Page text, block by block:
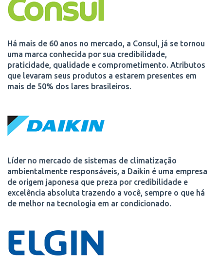
Há mais de 60 anos no mercado, a Consul, já se tornou
uma marca conhecida por sua credibilidade,
praticidade, qualidade e comprometimento. Atributos
que levaram seus produtos a estarem presentes em
mais de 50% dos lares brasileiros.
Líder no mercado de sistemas de climatização
ambientalmente responsáveis, a Daikin é uma empresa
de origem japonesa que preza por credibilidade e
excelência absoluta trazendo a você, sempre o que há
de melhor na tecnologia em ar condicionado.